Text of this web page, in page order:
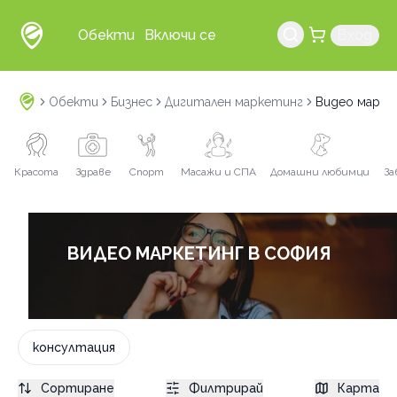
Обекти Включи се
Обекти Бизнес Дигитален маркетинг Видео
Красота Здраве Спорт Масажи и СПА Домашни любимци
ВИДЕО МАРКЕТИНГ В СОФИЯ
консултация
Сортиране Филтрирай Карта